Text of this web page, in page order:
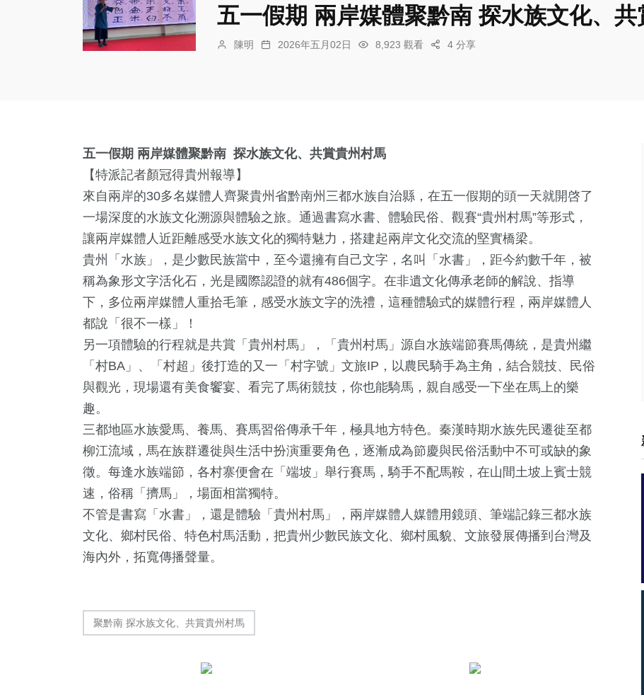
五一假期 兩岸媒體聚黔南 探水族文化、
陳明 2026年五月02日 8,923 觀看 4 分享
五一假期 兩岸媒體聚黔南 探水族文化、共賞貴州村馬
【特派記者顏冠得貴州報導】
來自兩岸的30多名媒體人齊聚貴州省黔南州三都水族自治縣，在五一假期的頭一天就開啓了
一場深度的水族文化溯源與體驗之旅。通過書寫水書、體驗民俗、觀賽“貴州村馬”等形式，
讓兩岸媒體人近距離感受水族文化的獨特魅力，搭建起兩岸文化交流的堅實橋梁。
貴州「水族」，是少數民族當中，至今還擁有自己文字，名叫「水書」，距今約數千年，被
稱為象形文字活化石，光是國際認證的就有486個字。在非遺文化傳承老師的解說、指導
下，多位兩岸媒體人重拾毛筆，感受水族文字的洗禮，這種體驗式的媒體行程，兩岸媒體人
都說「很不一樣」！
另一項體驗的行程就是共賞「貴州村馬」，「貴州村馬」源自水族端節賽馬傳統，是貴州繼
「村BA」、「村超」後打造的又一「村字號」文旅IP，以農民騎手為主角，結合競技、民俗
與觀光，現場還有美食饗宴、看完了馬術競技，你也能騎馬，親自感受一下坐在馬上的樂
趣。
三都地區水族愛馬、養馬、賽馬習俗傳承千年，極具地方特色。秦漢時期水族先民遷徙至都
柳江流域，馬在族群遷徙與生活中扮演重要角色，逐漸成為節慶與民俗活動中不可或缺的象
徵。每逢水族端節，各村寨便會在「端坡」舉行賽馬，騎手不配馬鞍，在山間土坡上賓士競
速，俗稱「擠馬」，場面相當獨特。
不管是書寫「水書」，還是體驗「貴州村馬」，兩岸媒體人媒體用鏡頭、筆端記錄三都水族
文化、鄉村民俗、特色村馬活動，把貴州少數民族文化、鄉村風貌、文旅發展傳播到台灣及
海內外，拓寬傳播聲量。
聚黔南 探水族文化、共賞貴州村馬
93+
旅遊
1+
121+
健康
28+
頭條
241+